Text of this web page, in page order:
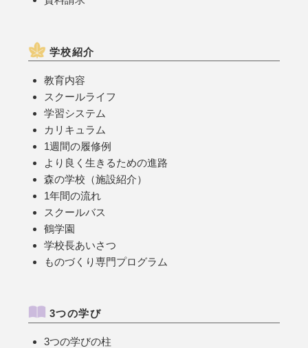
学校紹介
教育内容
スクールライフ
学習システム
カリキュラム
1週間の履修例
より良く生きるための進路
森の学校（施設紹介）
1年間の流れ
スクールバス
鶴学園
学校長あいさつ
ものづくり専門プログラム
3つの学び
3つの学びの柱